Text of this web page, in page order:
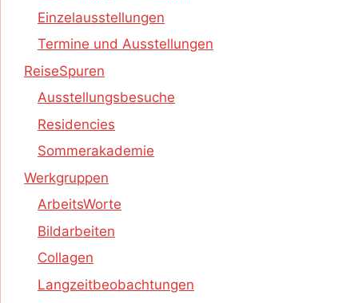
Einzelausstellungen
Termine und Ausstellungen
ReiseSpuren
Ausstellungsbesuche
Residencies
Sommerakademie
Werkgruppen
ArbeitsWorte
Bildarbeiten
Collagen
Langzeitbeobachtungen